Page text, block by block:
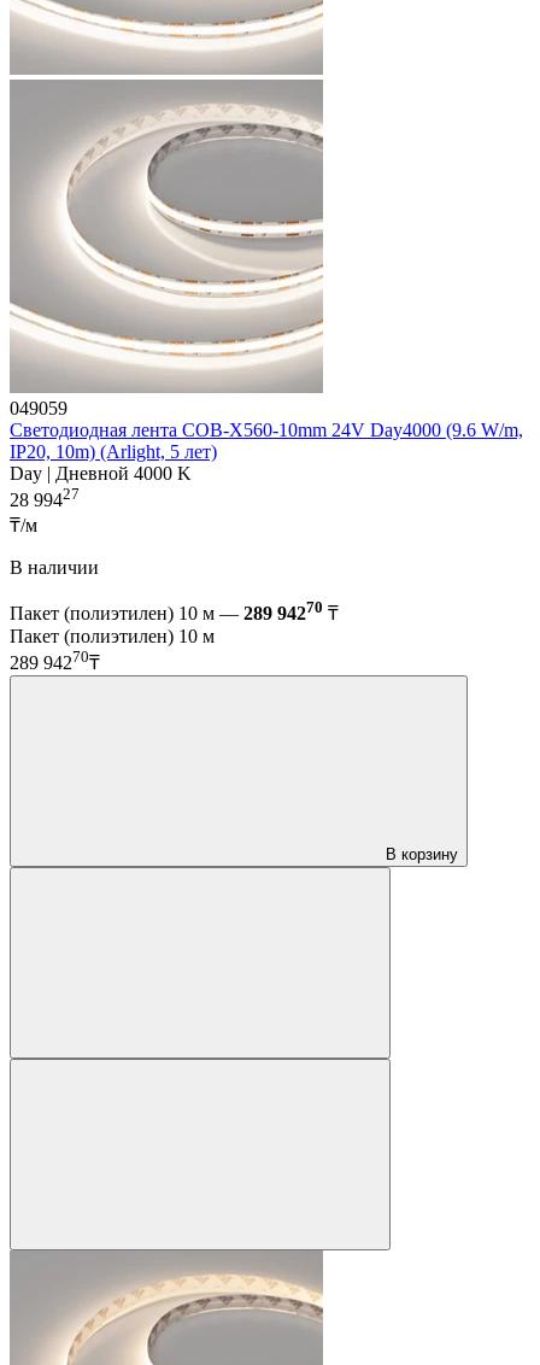
049059
Светодиодная лента COB-X560-10mm 24V Day4000 (9.6 W/m,
IP20, 10m) (Arlight, 5 лет)
Day | Дневной 4000 K
28 99427
₸/м
В наличии
Пакет (полиэтилен) 10 м — 289 94270 ₸
Пакет (полиэтилен) 10 м
289 94270₸
В корзину